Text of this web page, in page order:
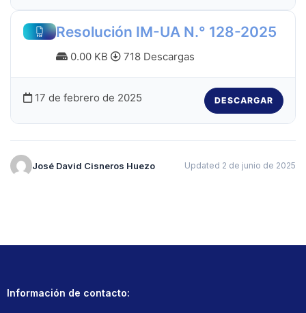
Resolución IM-UA N.° 128-2025
0.00 KB 718 Descargas
17 de febrero de 2025 DESCARGAR
José David Cisneros Huezo Updated 2 de junio de 2025
Información de contacto: